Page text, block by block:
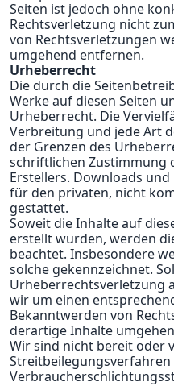
Seiten ist jedoch ohne
Rechtsverletzung nicht
von Rechtsverletzungen
umgehend entfernen.
Urheberrecht
Die durch die
Werke auf diesen Seiten
Urheberrecht. Die
Verbreitung und jede Art
der Grenzen des
schriftlichen Zustimmung
Erstellers. Downloads
für den privaten, nicht
gestattet.
Soweit die Inhalte auf
erstellt wurden, werden
beachtet. Insbesondere
solche gekennzeichnet.
Urheberrechtsverletzung
wir um einen
Bekanntwerden von
derartige Inhalte
Wir sind nicht bereit oder